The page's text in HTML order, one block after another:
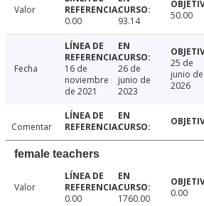
Valor
0.00
93.14 50.00
Fecha
16 de
noviembre
de 2021
26 de
junio de
2023
25 de
junio de
2026
Comentar
female teachers
Valor
0.00
1760.00 0.00